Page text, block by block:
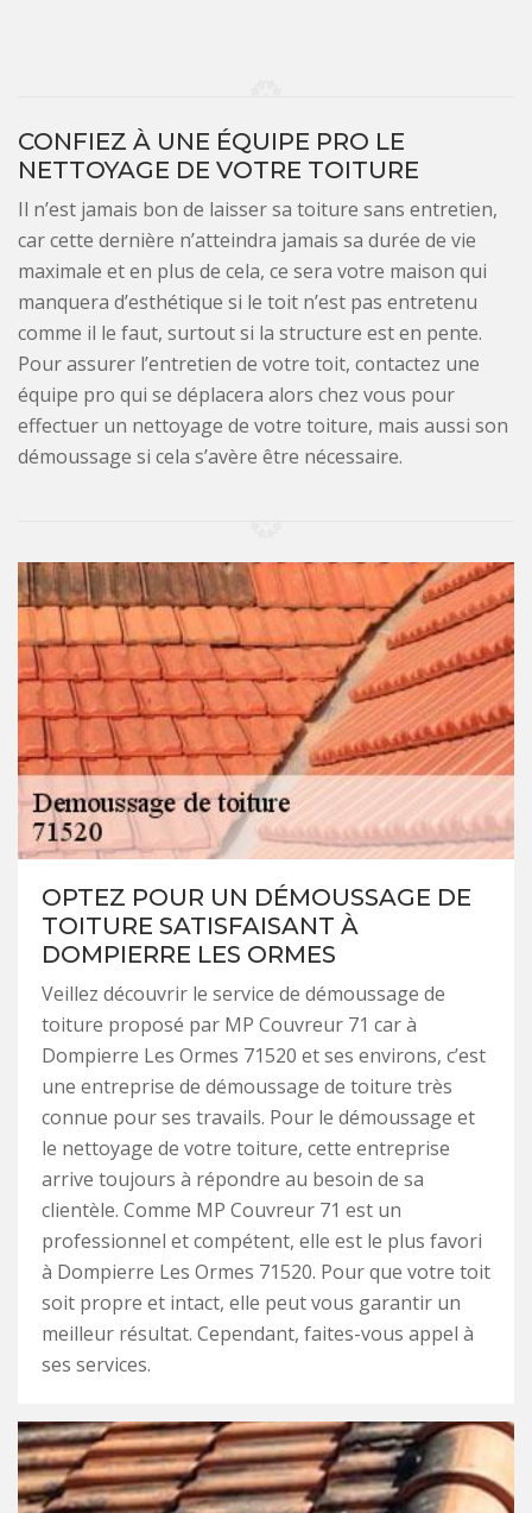
CONFIEZ À UNE ÉQUIPE PRO LE
NETTOYAGE DE VOTRE TOITURE
Il n’est jamais bon de laisser sa toiture sans entretien,
car cette dernière n’atteindra jamais sa durée de vie
maximale et en plus de cela, ce sera votre maison qui
manquera d’esthétique si le toit n’est pas entretenu
comme il le faut, surtout si la structure est en pente.
Pour assurer l’entretien de votre toit, contactez une
équipe pro qui se déplacera alors chez vous pour
effectuer un nettoyage de votre toiture, mais aussi son
démoussage si cela s’avère être nécessaire.
OPTEZ POUR UN DÉMOUSSAGE DE
TOITURE SATISFAISANT À
DOMPIERRE LES ORMES
Veillez découvrir le service de démoussage de
toiture proposé par MP Couvreur 71 car à
Dompierre Les Ormes 71520 et ses environs, c’est
une entreprise de démoussage de toiture très
connue pour ses travails. Pour le démoussage et
le nettoyage de votre toiture, cette entreprise
arrive toujours à répondre au besoin de sa
clientèle. Comme MP Couvreur 71 est un
professionnel et compétent, elle est le plus favori
à Dompierre Les Ormes 71520. Pour que votre toit
soit propre et intact, elle peut vous garantir un
meilleur résultat. Cependant, faites-vous appel à
ses services.